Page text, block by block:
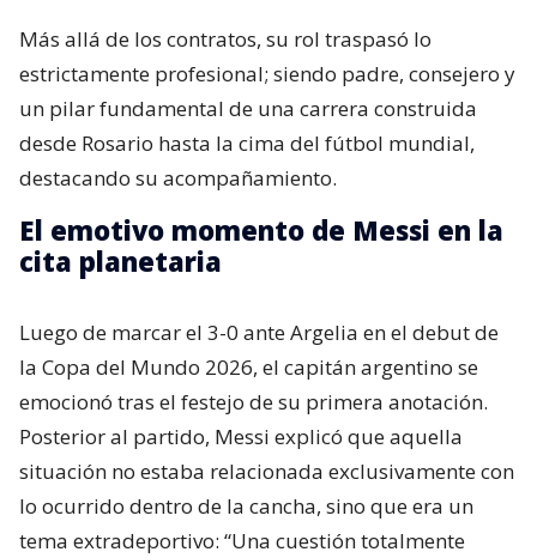
Más allá de los contratos, su rol traspasó lo
estrictamente profesional; siendo padre, consejero y
un pilar fundamental de una carrera construida
desde Rosario hasta la cima del fútbol mundial,
destacando su acompañamiento.
El emotivo momento de Messi en la
cita planetaria
Luego de marcar el 3-0 ante Argelia en el debut de
la Copa del Mundo 2026, el capitán argentino se
emocionó tras el festejo de su primera anotación.
Posterior al partido, Messi explicó que aquella
situación no estaba relacionada exclusivamente con
lo ocurrido dentro de la cancha, sino que era un
tema extradeportivo: “Una cuestión totalmente